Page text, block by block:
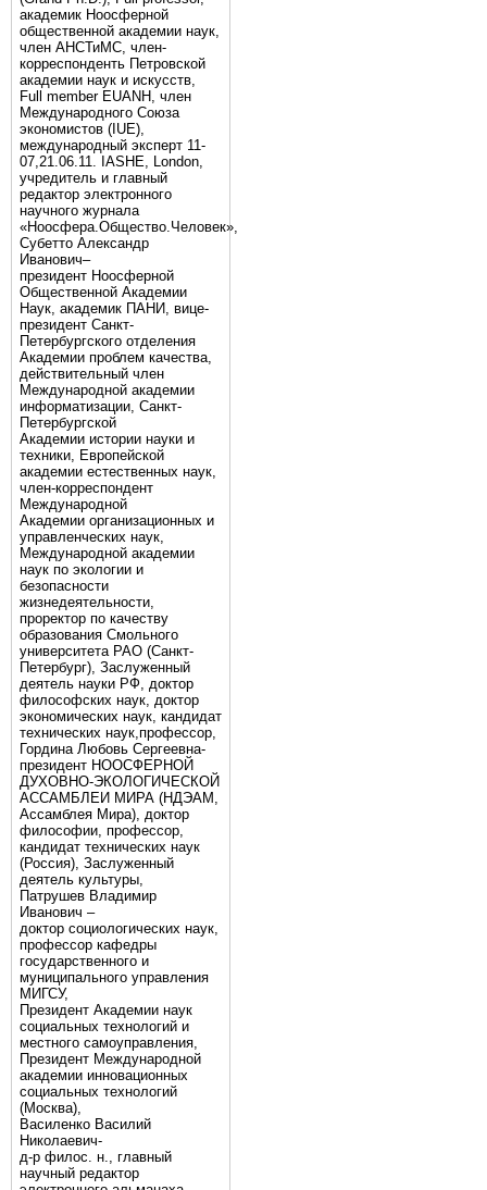
академик Ноосферной
общественной академии наук,
член АНСТиМС, член-
корреспонденть Петровской
академии наук и искусств,
Full member EUANH, член
Международного Союза
экономистов (IUE),
международный эксперт 11-
07,21.06.11. IASHE, London,
учредитель и главный
редактор электронного
научного журнала
«Ноосфера.Общество.Человек»,
Субетто Александр
Иванович–
президент Ноосферной
Общественной Академии
Наук, академик ПАНИ, вице-
президент Санкт-
Петербургского отделения
Академии проблем качества,
действительный член
Международной академии
информатизации, Санкт-
Петербургской
Академии истории науки и
техники, Европейской
академии естественных наук,
член-корреспондент
Международной
Академии организационных и
управленческих наук,
Международной академии
наук по экологии и
безопасности
жизнедеятельности,
проректор по качеству
образования Смольного
университета РАО (Санкт-
Петербург), Заслуженный
деятель науки РФ, доктор
философских наук, доктор
экономических наук, кандидат
технических наук,профессор,
Гордина Любовь Сергеевна-
президент НООСФЕРНОЙ
ДУХОВНО-ЭКОЛОГИЧЕСКОЙ
АССАМБЛЕИ МИРА (НДЭАМ,
Ассамблея Мира), доктор
философии, профессор,
кандидат технических наук
(Россия), Заслуженный
деятель культуры,
Патрушев Владимир
Иванович –
доктор социологических наук,
профессор кафедры
государственного и
муниципального управления
МИГСУ,
Президент Академии наук
социальных технологий и
местного самоуправления,
Президент Международной
академии инновационных
социальных технологий
(Москва),
Василенко Василий
Николаевич-
д-р филос. н., главный
научный редактор